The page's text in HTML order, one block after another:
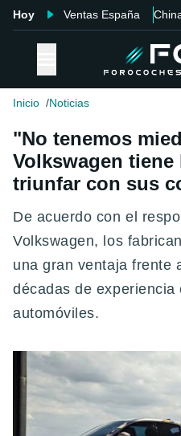
Hoy Ventas España
Inicio Noticias
"No tenemos
Volkswagen tiene
triunfar con sus
De acuerdo con el
Volkswagen, los
una gran ventaja frente
décadas de
automóviles.